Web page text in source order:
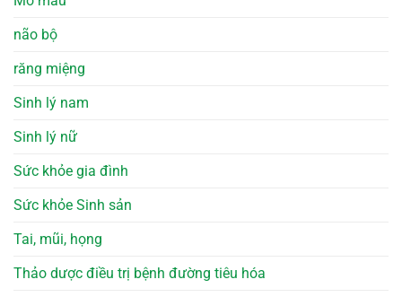
não bộ
răng miệng
Sinh lý nam
Sinh lý nữ
Sức khỏe gia đình
Sức khỏe Sinh sản
Tai, mũi, họng
Thảo dược điều trị bệnh đường tiêu hóa